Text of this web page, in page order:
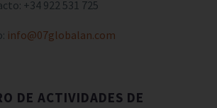
+34 922 531 725
info@07globalan.com
DE ACTIVIDADES DE